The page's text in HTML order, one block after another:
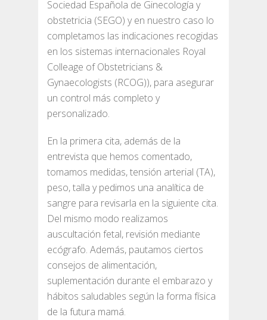
Sociedad Española de Ginecología y
obstetricia (SEGO) y en nuestro caso lo
completamos las indicaciones recogidas
en los sistemas internacionales Royal
Colleage of Obstetricians &
Gynaecologists (RCOG)), para asegurar
un control más completo y
personalizado.
En la primera cita, además de la
entrevista que hemos comentado,
tomamos medidas, tensión arterial (TA),
peso, talla y pedimos una analítica de
sangre para revisarla en la siguiente cita.
Del mismo modo realizamos
auscultación fetal, revisión mediante
ecógrafo. Además, pautamos ciertos
consejos de alimentación,
suplementación durante el embarazo y
hábitos saludables según la forma física
de la futura mamá.